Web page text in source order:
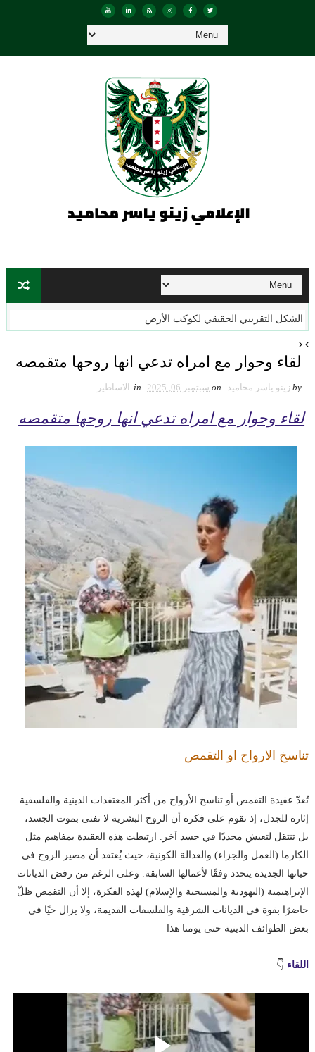
الشكل التقريبي الحقيقي لكوكب الأرض
لقاء وحوار مع امراه تدعي انها روحها متقمصه
by زينو ياسر محاميد on سبتمبر 06, 2025 in الاساطير
لقاء وحوار مع امراه تدعي انها روحها متقمصه
تناسخ الارواح او التقمص
تُعدّ عقيدة التقمص أو تناسخ الأرواح من أكثر المعتقدات الدينية والفلسفية
إثارة للجدل، إذ تقوم على فكرة أن الروح البشرية لا تفنى بموت الجسد،
بل تنتقل لتعيش مجددًا في جسد آخر. ارتبطت هذه العقيدة بمفاهيم مثل
الكارما (العمل والجزاء) والعدالة الكونية، حيث يُعتقد أن مصير الروح في
حياتها الجديدة يتحدد وفقًا لأعمالها السابقة. وعلى الرغم من رفض الديانات
الإبراهيمية (اليهودية والمسيحية والإسلام) لهذه الفكرة، إلا أن التقمص ظلّ
حاضرًا بقوة في الديانات الشرقية والفلسفات القديمة، ولا يزال حيًا في
بعض الطوائف الدينية حتى يومنا هذا
اللقاء 👇